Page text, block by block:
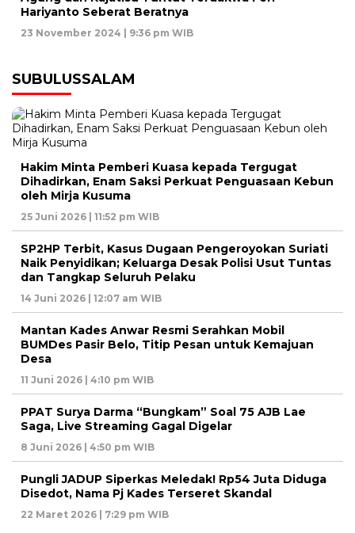
Hariyanto Seberat Beratnya
23 November 2024 | 9:36 pm WIB
SUBULUSSALAM
Hakim Minta Pemberi Kuasa kepada Tergugat
Dihadirkan, Enam Saksi Perkuat Penguasaan Kebun
oleh Mirja Kusuma
25 Juni 2026 | 11:52 pm WIB
SP2HP Terbit, Kasus Dugaan Pengeroyokan Suriati
Naik Penyidikan; Keluarga Desak Polisi Usut Tuntas
dan Tangkap Seluruh Pelaku
14 Juni 2026 | 12:07 am WIB
Mantan Kades Anwar Resmi Serahkan Mobil
BUMDes Pasir Belo, Titip Pesan untuk Kemajuan
Desa
11 Juni 2026 | 4:10 pm WIB
PPAT Surya Darma “Bungkam” Soal 75 AJB Lae
Saga, Live Streaming Gagal Digelar
8 Juni 2026 | 4:50 pm WIB
Pungli JADUP Siperkas Meledak! Rp54 Juta Diduga
Disedot, Nama Pj Kades Terseret Skandal
22 Maret 2026 | 7:29 pm WIB